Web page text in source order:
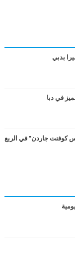
في دبا
كوفنت جاردن" في الربع